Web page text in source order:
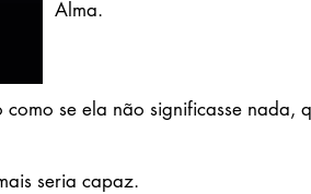
Alma.
se ela não significasse nada,
seria capaz.